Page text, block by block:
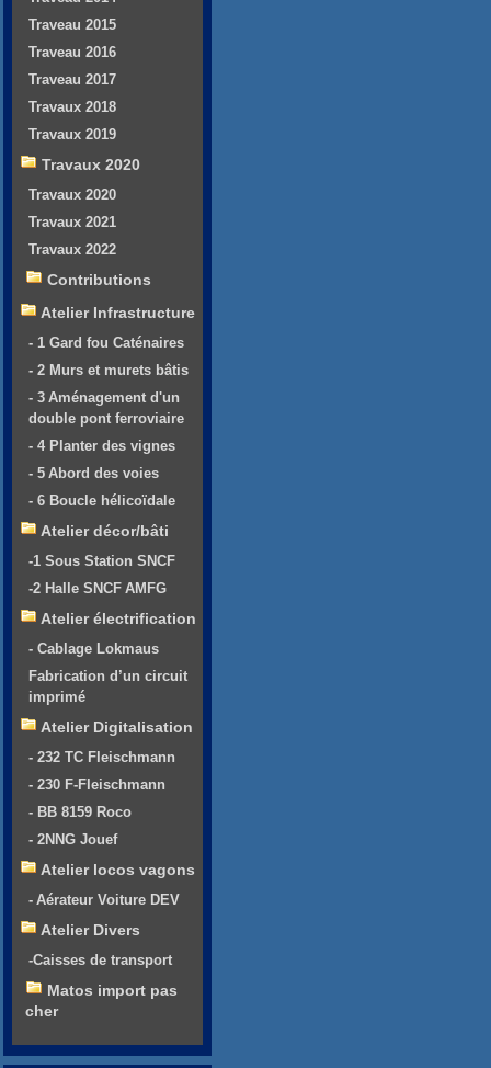
Traveau 2015
Traveau 2016
Traveau 2017
Travaux 2018
Travaux 2019
Travaux 2020
Travaux 2020
Travaux 2021
Travaux 2022
Contributions
Atelier Infrastructure
- 1 Gard fou Caténaires
- 2 Murs et murets bâtis
- 3 Aménagement d'un
double pont ferroviaire
- 4 Planter des vignes
- 5 Abord des voies
- 6 Boucle hélicoïdale
Atelier décor/bâti
-1 Sous Station SNCF
-2 Halle SNCF AMFG
Atelier électrification
- Cablage Lokmaus
Fabrication d’un circuit
imprimé
Atelier Digitalisation
- 232 TC Fleischmann
- 230 F-Fleischmann
- BB 8159 Roco
- 2NNG Jouef
Atelier locos vagons
- Aérateur Voiture DEV
Atelier Divers
-Caisses de transport
Matos import pas
cher